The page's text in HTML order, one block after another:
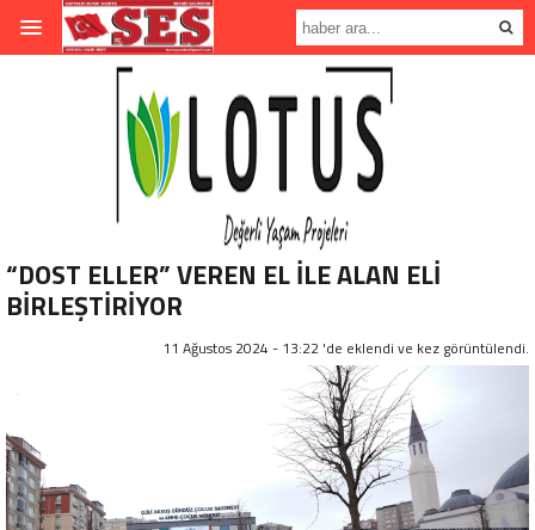
“DOST ELLER” VEREN EL İLE ALAN ELİ
BİRLEŞTİRİYOR
11 Ağustos 2024 - 13:22 'de eklendi ve kez görüntülendi.